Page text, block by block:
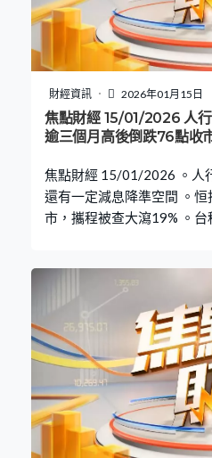
財經資訊 2026年01月15日
焦點財經 15/01/2026 人
逾三個月高後倒跌76點收
焦點財經 15/01/2026 。人
還有一定減息降準空間 。
市，攜程被查大瀉19% 。